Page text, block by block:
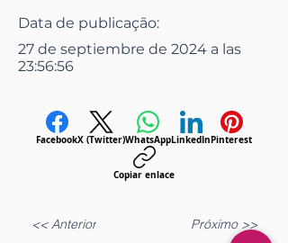
Data de publicação:
27 de septiembre de 2024 a las
23:56:56
FacebookX (Twitter)WhatsAppLinkedInPinterest
Copiar enlace
<< Anterior Próximo >>